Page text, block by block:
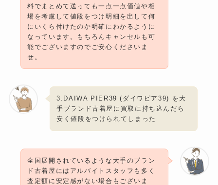
料でまとめて送っても一点一点価値や相
場を考慮して値段をつけ明細を出して何
にいくら付けたのか明確にわかるように
なっています。もちろんキャンセルも可
能でございますのでご安心くださいま
せ。
3.DAIWA PIER39 (ダイワピア39) を大
手ブランド古着屋に買取に持ち込んだら
安く値段をつけられてしまった
全国展開されているような大手のブラン
ド古着屋にはアルバイトスタッフも多く
査定額に安定感がない場合もございま